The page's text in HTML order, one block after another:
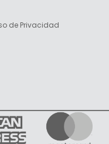
de Privacidad